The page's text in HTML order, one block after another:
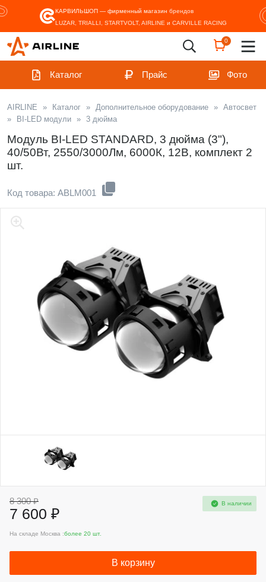
КАРВИЛЬШОП — фирменный магазин брендов
LUZAR, TRIALLI, STARTVOLT, AIRLINE и CARVILLE RACING
0
Каталог Прайс Фото
AIRLINE » Каталог » Дополнительное оборудование » Автосвет
»
BI-LED модули » 3 дюйма
Модуль BI-LED STANDARD, 3 дюйма (3"),
40/50Вт, 2550/3000Лм, 6000К, 12В, комплект 2
шт.
Код товара: ABLM001
8 300 ₽
7 600 ₽
В наличии
На складе Москва :более 20 шт.
В корзину